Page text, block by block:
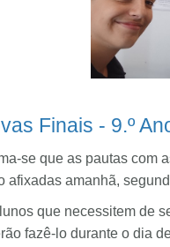
Finais - 9.º
se que as pautas com
afixadas amanhã,
que necessitem de
fazê-lo durante o dia